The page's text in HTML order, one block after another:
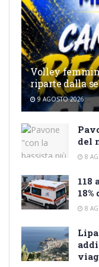
Volley
riparte dalla
9 AGOSTO 2026
del
8
118
8